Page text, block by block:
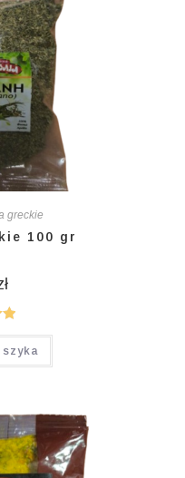
greckie
100 gr